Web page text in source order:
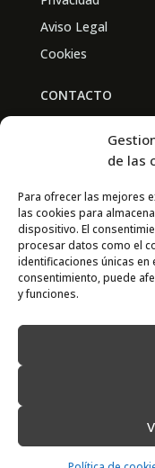
de las
Para ofrecer las mejores
las cookies para
dispositivo. El
procesar datos como el
identificaciones únicas
consentimiento, puede
y funciones.
Aviso Legal
Cookies
CONTACTO
Av. Real Academia
CONTACTO
667 841 238
info@adimur.es
2022 © Adimur ·